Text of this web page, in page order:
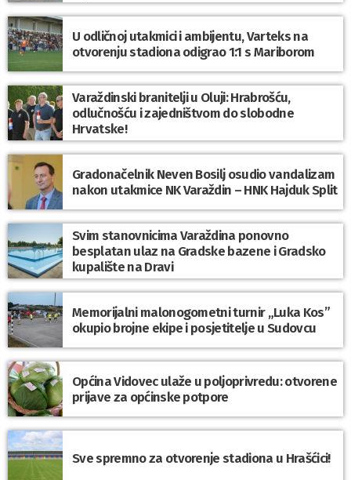
U odličnoj utakmici i ambijentu, Varteks na
otvorenju stadiona odigrao 1:1 s Mariborom
Varaždinski branitelji u Oluji: Hrabrošću,
odlučnošću i zajedništvom do slobodne
Hrvatske!
Gradonačelnik Neven Bosilj osudio vandalizam
nakon utakmice NK Varaždin – HNK Hajduk Split
Svim stanovnicima Varaždina ponovno
besplatan ulaz na Gradske bazene i Gradsko
kupalište na Dravi
Memorijalni malonogometni turnir „Luka Kos”
okupio brojne ekipe i posjetitelje u Sudovcu
Općina Vidovec ulaže u poljoprivredu: otvorene
prijave za općinske potpore
Sve spremno za otvorenje stadiona u Hrašćici!